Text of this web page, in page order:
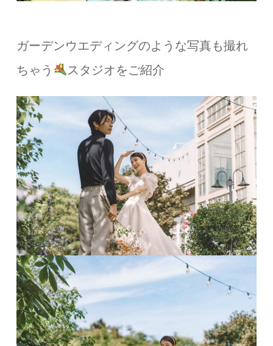
ガーデンウエディングのような写真も撮れ
ちゃう
スタジオをご紹介